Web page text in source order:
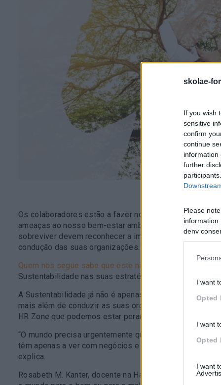
skolae-
If you wish
sensitive
confirm
continue
information
further
Please
information
deny
in below
I want
Opted
I want
Opted
I want
Os colaboradores estão a fazer novas exigências às
ameaças ao nosso bem-estar ambiental e social é
sobreviver devem reconhecer a importância da
condução das suas organizações. Isso mesmo…
Quem nos segue sabe que este não é um tema novo no
Sustentabilidade nas suas estratégias de negócio,
A Sustentabilidade já não é apenas uma
buzzword.Os
mais além de conduzir as suas organizações para a
HR Zone que podemos estar perante o nascimento de
“O mundo precisa urgentemente que os negócios se
têm apenas a ver com negócios e são, cada vez mais,
explica.
Rosabeth M. Kanter, docente na Harvard Business